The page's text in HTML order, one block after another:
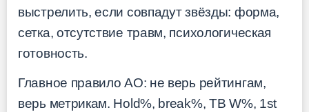
выстрелить, если совпадут звёзды: форма,
сетка, отсутствие травм, психологическая
готовность.
Главное правило AO: не верь рейтингам,
верь метрикам. Hold%, break%, TB W%, 1st